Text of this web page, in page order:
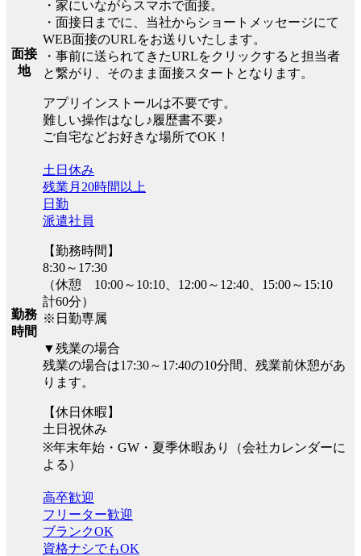
面接
地
・家にいながらスマホで面接。
・面接日までに、当社からショートメッセージにて
WEB面接のURLをお送りいたします。
・事前に送られてきたURLをクリックすると担当者
と繋がり、そのまま面接スタートとなります。
アプリインストールは不要です。
難しい操作はなし♪履歴書不要♪
ご自宅などお好きな場所でOK！
勤務
時間
土日休み
残業月20時間以上
日勤
派遣社員
【勤務時間】
8:30～17:30
（休憩 10:00～10:10、12:00～12:40、15:00～15:10
計60分）
※日勤専属
▼残業の場合
残業の場合は17:30～17:40の10分間、残業前休憩があ
ります。
【休日休暇】
土日祝休み
※年末年始・GW・夏季休暇あり（会社カレンダーに
よる）
高卒歓迎
フリーター歓迎
ブランクOK
資格ナシでもOK